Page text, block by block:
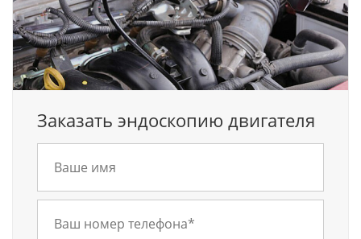
Заказать эндоскопию двигателя